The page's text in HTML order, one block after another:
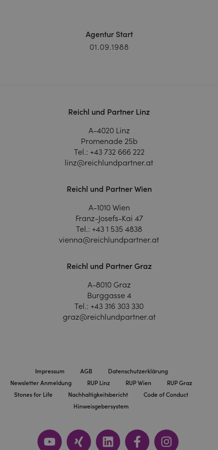
Agentur Start
01.09.1988
Reichl und Partner Linz
A-4020 Linz
Promenade 25b
Tel.: +43 732 666 222
linz@reichlundpartner.at
Reichl und Partner Wien
A-1010 Wien
Franz-Josefs-Kai 47
Tel.: +43 1 535 4838
vienna@reichlundpartner.at
Reichl und Partner Graz
A-8010 Graz
Burggasse 4
Tel.: +43 316 303 330
graz@reichlundpartner.at
Impressum AGB
Datenschutzerklärung
Newsletter Anmeldung
RUP Linz RUP Wien
RUP Graz
Stones for Life
Nachhaltigkeitsbericht
Code of Conduct
Hinweisgebersystem